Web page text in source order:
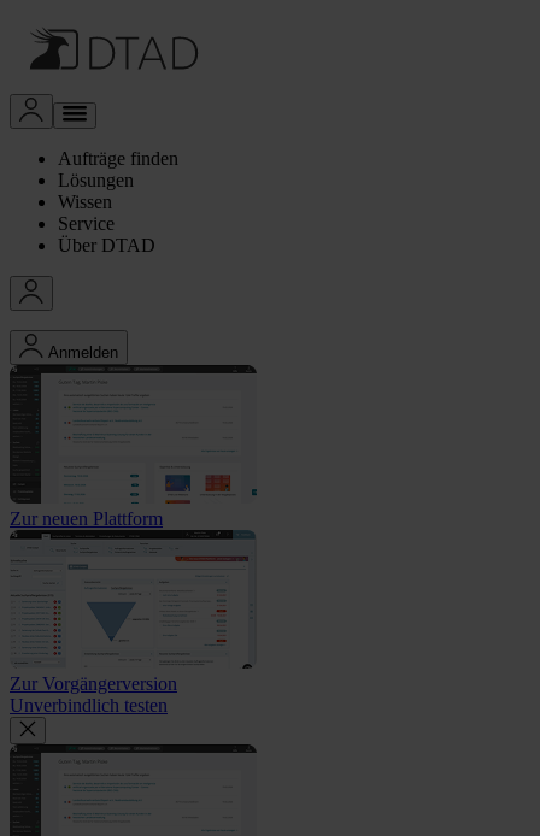
Aufträge finden
Lösungen
Wissen
Service
Über DTAD
Anmelden
Zur neuen Plattform
Zur Vorgängerversion
Unverbindlich testen